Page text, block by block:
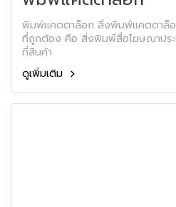
พิมพ์แคตตาล็อก สิ่งพิมพ์แคตตาล็อ
ที่ถูกต้อง คือ สิ่งพิมพ์สื่อโฆษณาประเ
ที่สินค้า
ดูเพิ่มเติม